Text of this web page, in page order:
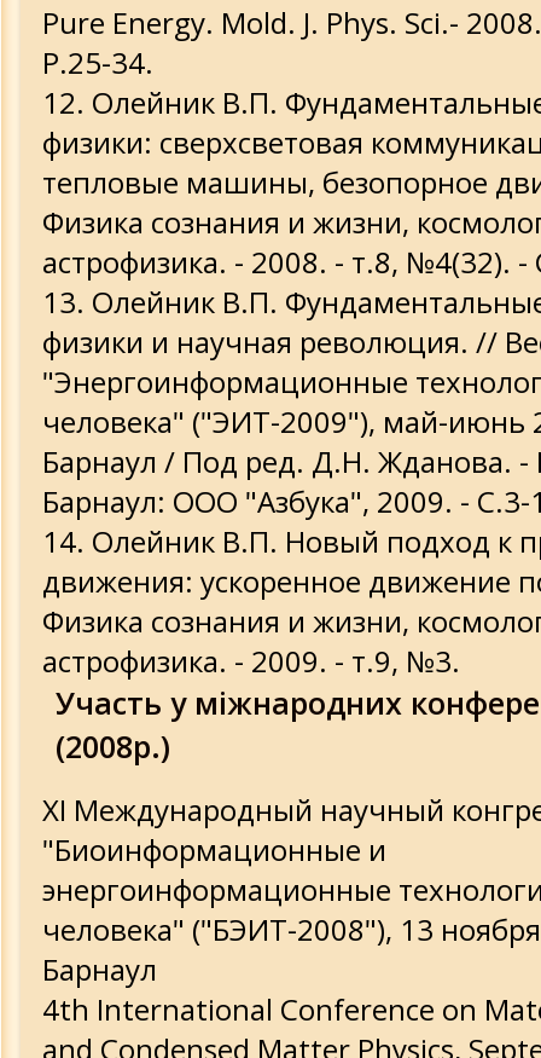
Pure Energy. Mold. J. Phys. Sci.-
P.25-34.
Олейник В.П.
физики: сверхсветовая
тепловые машины, безопорное
Физика сознания и жизни,
астрофизика. - 2008. - т.8, №4(32). -
Олейник В.П.
физики и научная революция. //
"Энергоинформационные
человека" ("ЭИТ-2009"), май-июнь
Барнаул / Под ред. Д.Н. Жданова. -
Барнаул: ООО "Азбука", 2009. - С.3-
Олейник В.П. Новый подход к
движения: ускоренное движение
Физика сознания и жизни,
астрофизика. - 2009. - т.9, №3.
Участь у міжнародних
(2008р.)
XI Международный научный
"Биоинформационные и
энергоинформационные
человека" ("БЭИТ-2008"), 13
Барнаул
4th International Conference on
and Condensed Matter Physics,